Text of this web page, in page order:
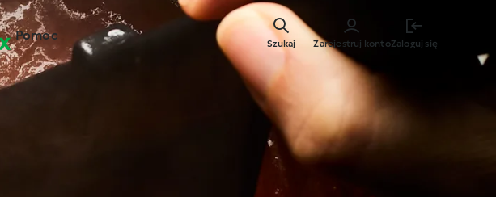
Pomoc
Zarejestruj kontoZaloguj się
Szukaj